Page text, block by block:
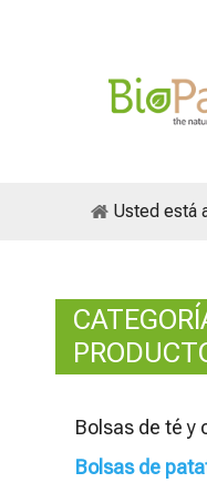
Usted está
Bolsas de té y
Bolsas de